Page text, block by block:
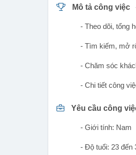
Mô tả công việc
- Theo dõi, tổng
- Tìm kiếm, mở
- Chăm sóc
- Chi tiết công
Yêu cầu công
- Giới tính: Nam
- Độ tuổi: 23 đến